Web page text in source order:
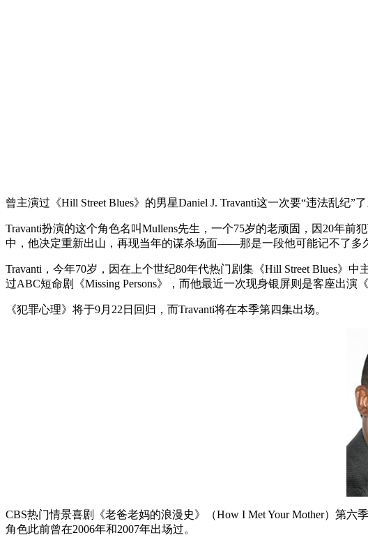
曾主演过《Hill Street Blues》的男星Daniel J. Travanti这一次要“违法乱纪
Travanti扮演的这个角色名叫Mullens先生，一个75岁的老顽固，因20年
中，他决定重新出山，再现当年的谋杀场面——那是一段他可能记不了多
Travanti，今年70岁，因在上个世纪80年代热门剧集《Hill Street Blues》
过ABC短命剧《Missing Persons》，而他最近一次现身银屏则是客座出演
《犯罪心理》将于9月22日回归，而Travanti将在本季第四集出场。
CBS热门情景喜剧《老爸老妈的浪漫史》（How I Met Your Mother）第六
角色此前曾在2006年和2007年出场过。